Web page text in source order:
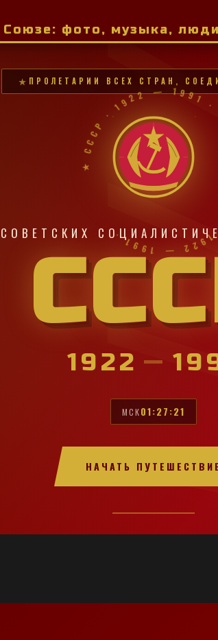
фото, музыка,
ПРОЛЕТАРИИ ВСЕХ СТРАН,
★ СССР · 1922 — 1991 · СОЮЗ
1922 —
МСК01:27:23
НАЧАТЬ ПУТЕШЕСТВИЕ